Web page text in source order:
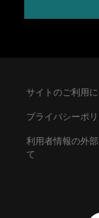
サイトのご利用
プライバシーポ
利用者情報の外
て